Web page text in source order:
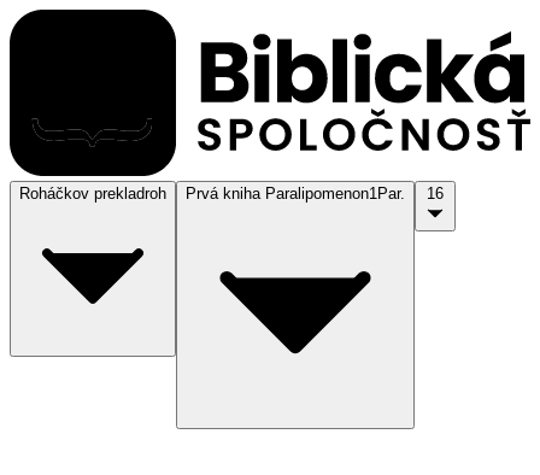
Roháčkov prekladroh Prvá kniha Paralipomenon1Par.